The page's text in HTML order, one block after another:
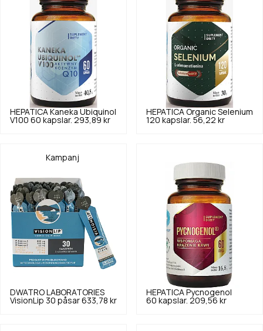
HEPATICA Kaneka Ubiquinol
V100 60 kapslar. 293,89 kr
HEPATICA Organic Selenium
120 kapslar. 56,22 kr
Kampanj
DWATRO LABORATORIES
VisionLip 30 påsar 633,78 kr
HEPATICA Pycnogenol
60 kapslar. 209,56 kr